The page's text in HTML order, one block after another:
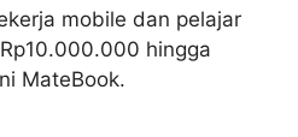
mobile dan pelajar
hingga
MateBook.